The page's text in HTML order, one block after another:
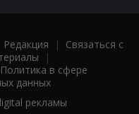
Редакция | Связаться с
|
Политика в сфере
данных
рекламы